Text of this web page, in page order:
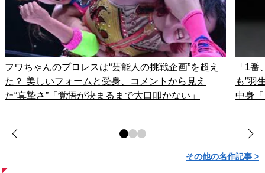
フワちゃんのプロレスは“芸能人の挑戦企画”を超え
た？ 美しいフォームと受身、コメントから見え
た“真摯さ”「覚悟が決まるまで大口叩かない」
「1
も”羽
中身
その他の名作記事 >